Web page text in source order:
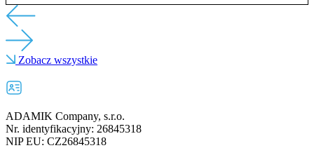
Zobacz wszystkie
ADAMIK Company, s.r.o.
Nr. identyfikacyjny: 26845318
NIP EU: CZ26845318